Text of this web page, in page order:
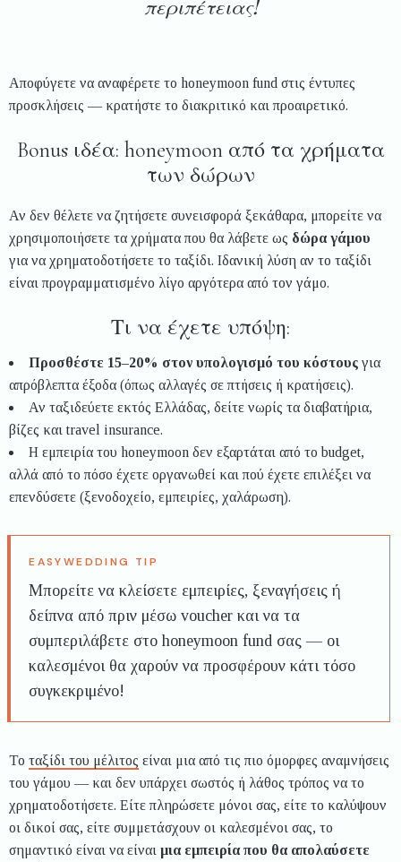
περιπέτειας!
Αποφύγετε να αναφέρετε το honeymoon fund στις έντυπες
προσκλήσεις — κρατήστε το διακριτικό και προαιρετικό.
Bonus ιδέα: honeymoon από τα χρήματα
των δώρων
Αν δεν θέλετε να ζητήσετε συνεισφορά ξεκάθαρα, μπορείτε να
χρησιμοποιήσετε τα χρήματα που θα λάβετε ως δώρα γάμου
για να χρηματοδοτήσετε το ταξίδι. Ιδανική λύση αν το ταξίδι
είναι προγραμματισμένο λίγο αργότερα από τον γάμο.
Τι να έχετε υπόψη:
Προσθέστε 15–20% στον υπολογισμό του κόστους για
απρόβλεπτα έξοδα (όπως αλλαγές σε πτήσεις ή κρατήσεις).
Αν ταξιδεύετε εκτός Ελλάδας, δείτε νωρίς τα διαβατήρια,
βίζες και travel insurance.
Η εμπειρία του honeymoon δεν εξαρτάται από το budget,
αλλά από το πόσο έχετε οργανωθεί και πού έχετε επιλέξει να
επενδύσετε (ξενοδοχείο, εμπειρίες, χαλάρωση).
Μπορείτε να κλείσετε εμπειρίες, ξεναγήσεις ή
δείπνα από πριν μέσω voucher και να τα
συμπεριλάβετε στο honeymoon fund σας — οι
καλεσμένοι θα χαρούν να προσφέρουν κάτι τόσο
συγκεκριμένο!
Το ταξίδι του μέλιτος είναι μια από τις πιο όμορφες αναμνήσεις
του γάμου — και δεν υπάρχει σωστός ή λάθος τρόπος να το
χρηματοδοτήσετε. Είτε πληρώσετε μόνοι σας, είτε το καλύψουν
οι δικοί σας, είτε συμμετάσχουν οι καλεσμένοι σας, το
σημαντικό είναι να είναι μια εμπειρία που θα απολαύσετε